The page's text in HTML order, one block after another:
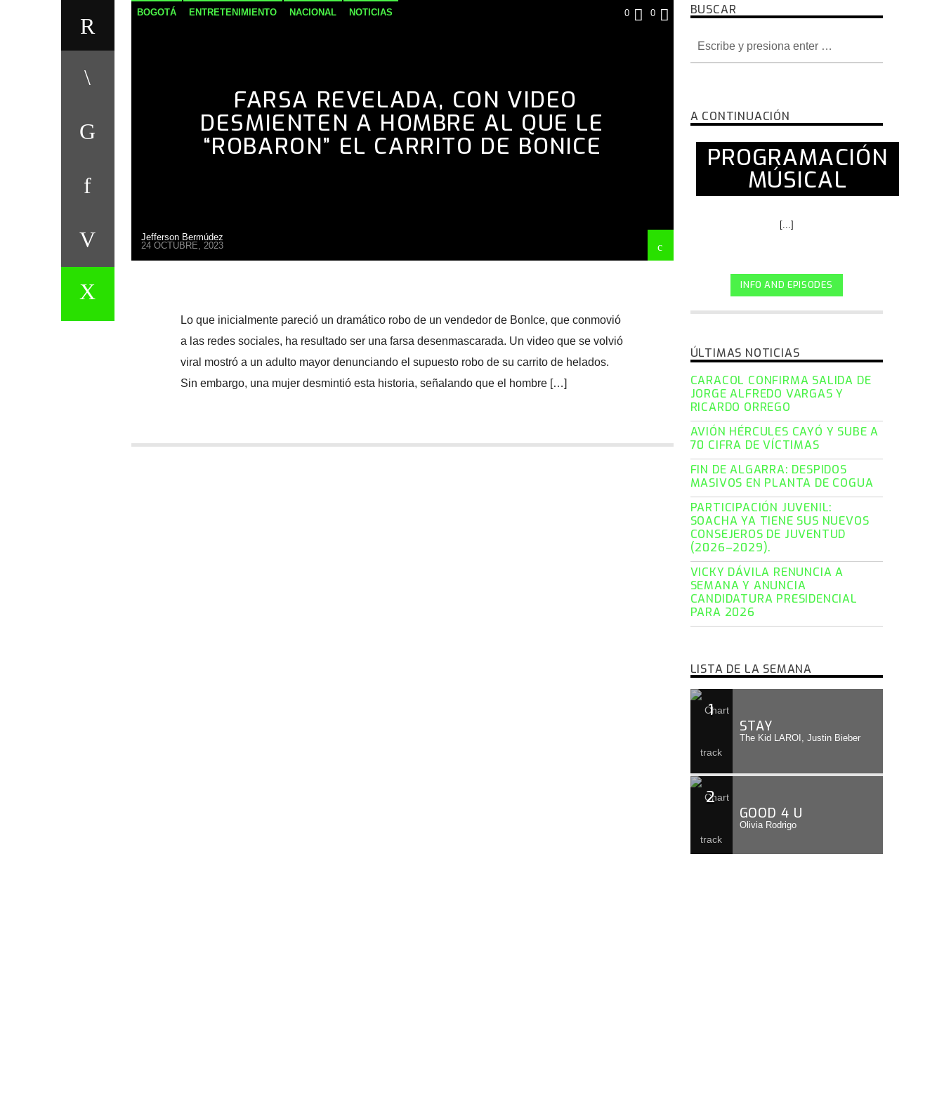
BOGOTÁ ENTRETENIMIENTO NACIONAL NOTICIAS 0 0
FARSA REVELADA, CON VIDEO
DESMIENTEN A HOMBRE AL QUE LE
“ROBARON” EL CARRITO DE BONICE
Jefferson Bermúdez
24 OCTUBRE, 2023
Lo que inicialmente pareció un dramático robo de un vendedor de BonIce, que conmovió
a las redes sociales, ha resultado ser una farsa desenmascarada. Un video que se volvió
viral mostró a un adulto mayor denunciando el supuesto robo de su carrito de helados.
Sin embargo, una mujer desmintió esta historia, señalando que el hombre […]
BUSCAR
A CONTINUACIÓN
PROGRAMACIÓN
MÚSICAL
[...]
INFO AND EPISODES
ÚLTIMAS NOTICIAS
CARACOL CONFIRMA SALIDA DE
JORGE ALFREDO VARGAS Y
RICARDO ORREGO
AVIÓN HÉRCULES CAYÓ Y SUBE A
70 CIFRA DE VÍCTIMAS
FIN DE ALGARRA: DESPIDOS
MASIVOS EN PLANTA DE COGUA
PARTICIPACIÓN JUVENIL:
SOACHA YA TIENE SUS NUEVOS
CONSEJEROS DE JUVENTUD
(2026–2029).
VICKY DÁVILA RENUNCIA A
SEMANA Y ANUNCIA
CANDIDATURA PRESIDENCIAL
PARA 2026
LISTA DE LA SEMANA
1
STAY
The Kid LAROI, Justin Bieber
2
GOOD 4 U
Olivia Rodrigo